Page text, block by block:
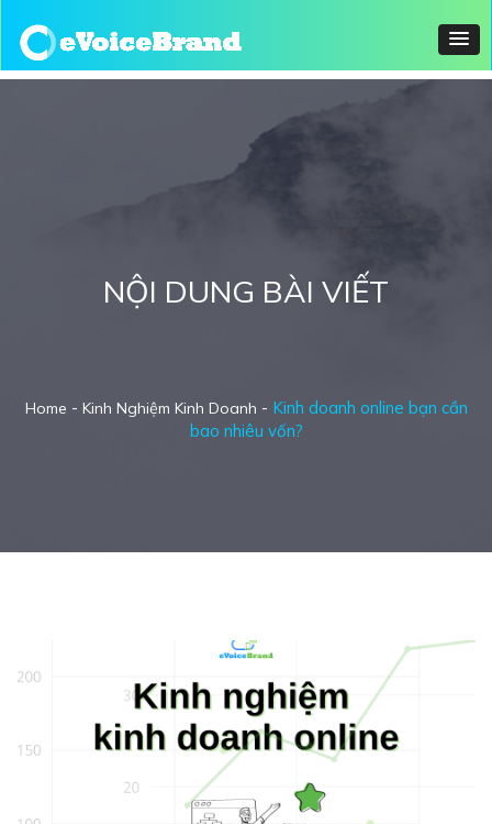
NỘI DUNG BÀI VIẾT
Home - Kinh Nghiệm Kinh Doanh - Kinh doanh online bạn cần
bao nhiêu vốn?